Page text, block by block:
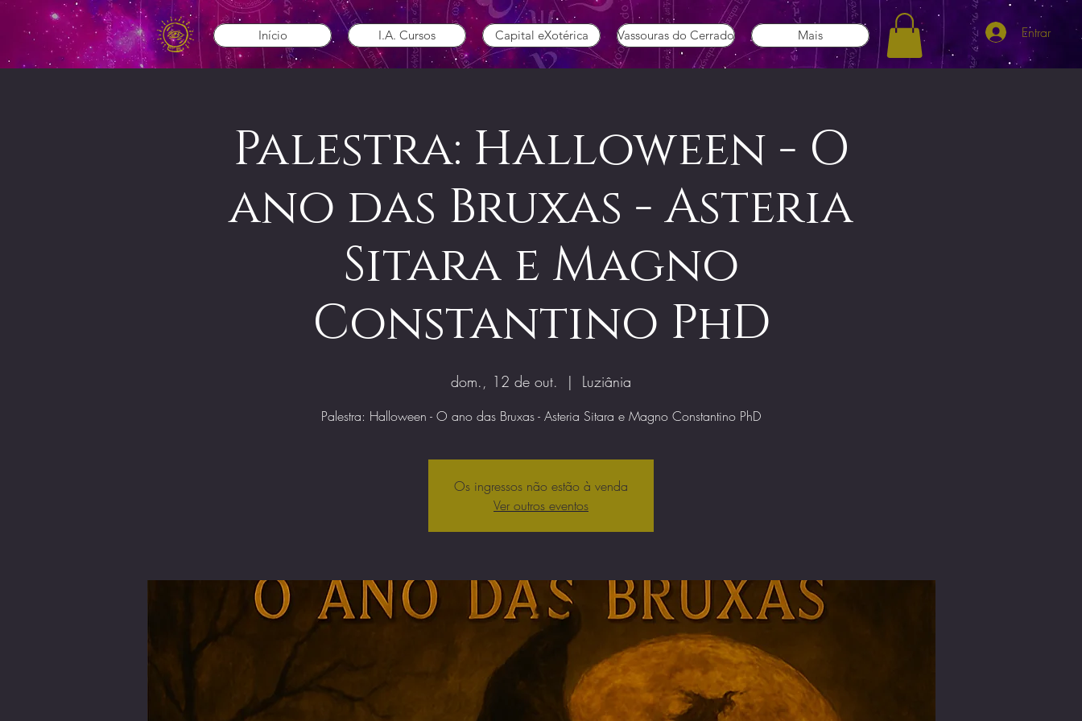
Entrar
Início I.A. Cursos Capital eXotérica Vassouras do Cerrado Mais
Palestra: Halloween - O
ano das Bruxas - Asteria
Sitara e Magno
Constantino PhD
dom., 12 de out.
  |
Luziânia
Palestra: Halloween - O ano das Bruxas - Asteria Sitara e Magno Constantino PhD
Os ingressos não estão à venda
Ver outros eventos